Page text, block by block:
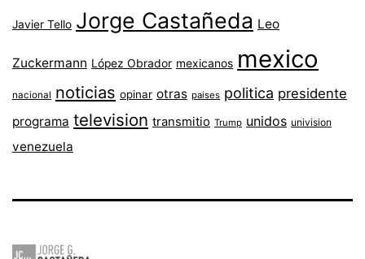
Javier Tello Jorge Castañeda Leo
Zuckermann López Obrador mexicanos mexico
nacional noticias opinar otras paises politica presidente
programa television transmitio Trump unidos univision
venezuela